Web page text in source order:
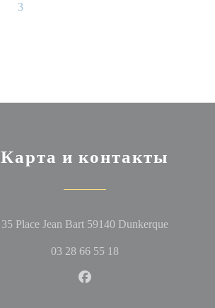
3
Карта и контакты
35 Place Jean Bart 59140 Dunkerque
03 28 66 55 18
Facebook